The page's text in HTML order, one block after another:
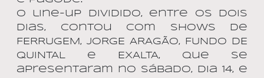
O line-up dividido, entre os dois
dias, contou com shows de
FERRUGEM, JORGE ARAGÃO, FUNDO DE
QUINTAL e EXALTA, que se
apresentaram no sábado, dia 14, e